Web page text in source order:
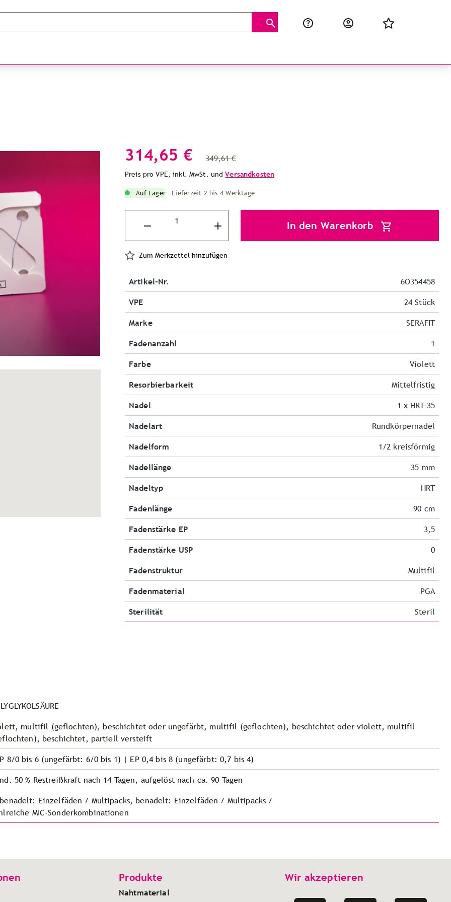
314,65 € 349,61 €
Preis pro VPE, inkl. MwSt. undVersandkosten
Auf Lager Lieferzeit 2 bis 4 Werktage
In den Warenkorb
Zum Merkzettel hinzufügen
Artikel-Nr. 6O354458
VPE 24 Stück
Marke SERAFIT
Fadenanzahl 1
Farbe Violett
Resorbierbarkeit Mittelfristig
Nadel 1 x HRT-35
Nadelart Rundkörpernadel
Nadelform 1/2 kreisförmig
Nadellänge 35 mm
Nadeltyp HRT
Fadenlänge 90 cm
Fadenstärke EP 3,5
Fadenstärke USP 0
Fadenstruktur Multifil
Fadenmaterial PGA
Sterilität Steril
multifil (geflochten), beschichtet oder ungefärbt, multifil (geflochten), beschichtet oder violett, multifil
beschichtet, partiell versteift
8/0 bis 6 (ungefärbt: 6/0 bis 1) | EP 0,4 bis 8 (ungefärbt: 0,7 bis 4)
50 % Restreißkraft nach 14 Tagen, aufgelöst nach ca. 90 Tagen
Einzelfäden / Multipacks, benadelt: Einzelfäden / Multipacks /
MIC-Sonderkombinationen
Produkte
Nahtmaterial
Wir akzeptieren